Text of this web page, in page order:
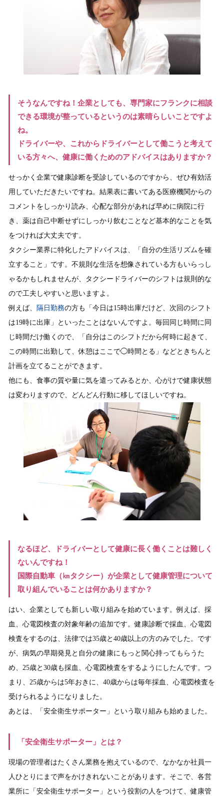
そうなんですね！企業としても、専門家にフランクに相談
できる環境が整っているというのは素晴らしいことですよ
ね。
ドライバーや、これからドライバーとして働こうと考えて
いる方々へ、健康に働くためのアドバイスはありますか？
せっかく企業で健康診断を受診しているのですから、ぜひ有効活
用していただきたいですね。結果表に書いてある医療機関からの
コメントをしっかり読み、心配な部分があれば早めに病院に行
き、薬は自己中断せずにしっかり飲むことなど基本的なことを気
をつければ大丈夫です。
タクシー業界に特化したアドバイスは、「自分の生活リズムを確
立すること」です。不規則な生活を想像されている方もいらっし
ゃるかもしれませんが、タクシードライバーのシフトは規則的な
ので工夫しやすいと思いますよ。
例えば、 隔日勤務の方も「今日は15時出庫だけど、次回のシフト
は19時に出庫」といったことはないんですよ。毎回同じ時間に同
じ時間だけ働くので、「自分はこのシフトだから何時に起きて、
この時間に出勤して、休憩はここで◯時間とる」などときちんと
計画を立てることができます。
他にも、食事の質や量に気を遣ってみるとか、心がけで健康状態
は変わりますので、どんどん行動に移してほしいですね。
なるほど、ドライバーとして健康に長く働くことは難しく
ないんですね！
国際自動車（㎞タクシー）が企業として健康管理について
取り組んでいることは何かありますか？
はい、企業としても新しい取り組みを始めています。例えば、採
血、心電図検査の対象年齢の追加です。健康診断で採血、心電図
検査をするのは、法律では35歳と40歳以上の方のみでした。です
が、病気の早期発見と自分の健康にもっと関心持ってもらうた
め、25歳と30歳も採血、心電図検査をするようにしたんです。つ
まり、25歳からは5年おきに、40歳からは毎年採血、心電図検査を
受けられるようになりました。
あとは、「安全衛生サポーター」という取り組みも始めました。
「安全衛生サポーター」とは？
現場の管理者はたくさん業務を抱えているので、なかなか社員一
人ひとりにまで声をかけきれないことがあります。そこで、各営
業所に「安全衛生サポーター」という役割の人をつけて、健康管